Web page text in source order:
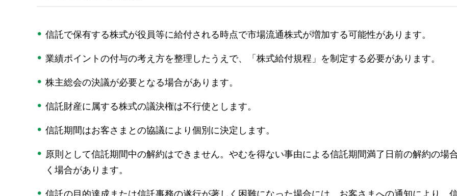
信託で保有する株式が役員等に給付される時点で市場流通株式が増加する可能性があります。
業績ポイントの付与の考え方を整理したうえで、「株式給付規程」を制定する必要があります。
株主総会の決議が必要となる場合があります。
信託財産に属する株式の議決権は不行使とします。
信託期間はお客さまとの協議により個別に決定します。
原則として信託期間中の解約はできません。やむを得ない事由による信託期間満了日前の解約の場
く場合があります。
信託の目的達成または信託事務の遂行が著しく困難になった場合には、お客さまへの通知により、